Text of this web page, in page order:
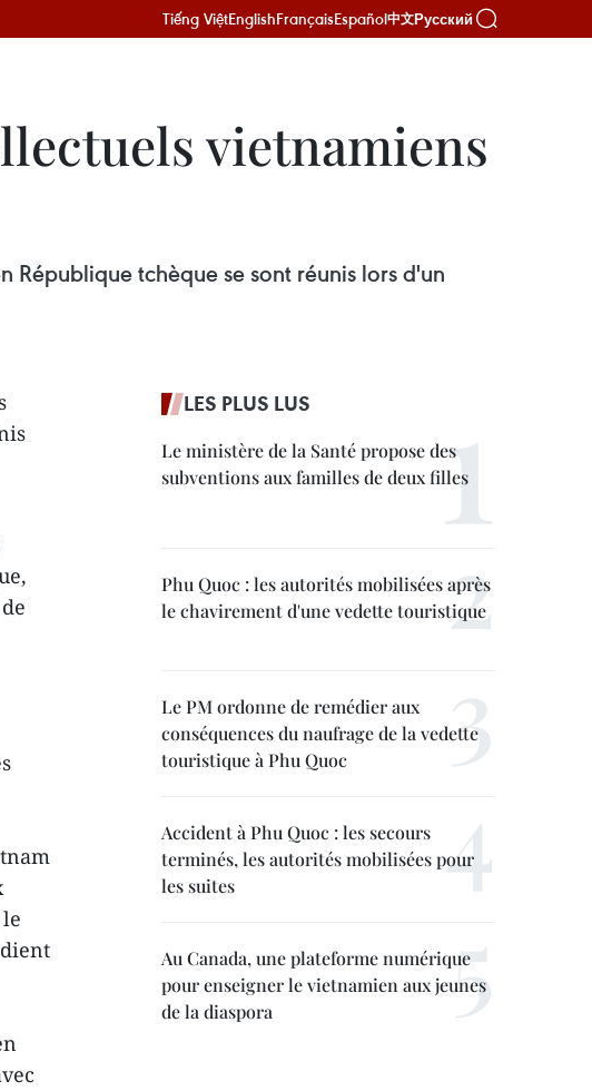
Tiếng ViệtEnglishFrançaisEspañol中文Русский
vietnamiens
tchèque se sont réunis lors d'un
LES PLUS LUS
Le ministère de la Santé propose des
subventions aux familles de deux filles
Phu Quoc : les autorités mobilisées après
le chavirement d'une vedette touristique
Le PM ordonne de remédier aux
conséquences du naufrage de la vedette
touristique à Phu Quoc
Accident à Phu Quoc : les secours
terminés, les autorités mobilisées pour
les suites
Au Canada, une plateforme numérique
pour enseigner le vietnamien aux jeunes
de la diaspora